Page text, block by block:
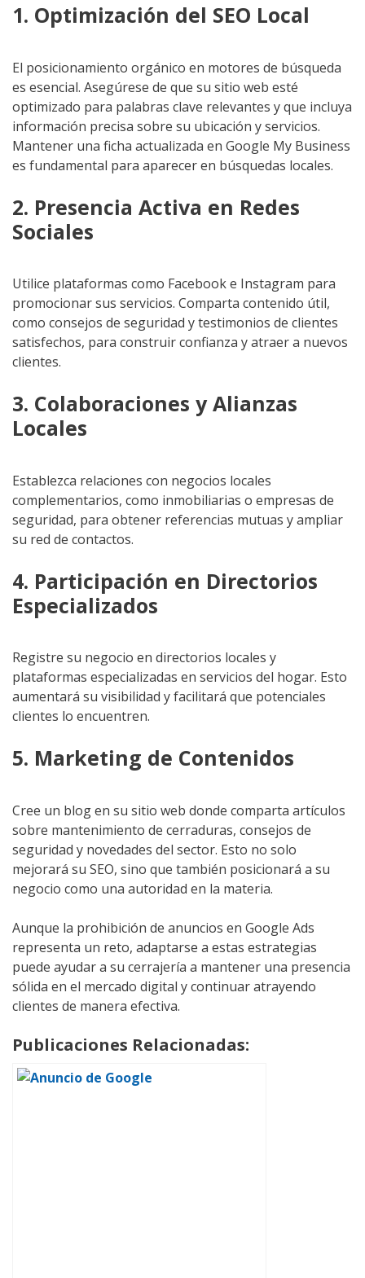
1. Optimización del SEO Local
El posicionamiento orgánico en motores de búsqueda
es esencial. Asegúrese de que su sitio web esté
optimizado para palabras clave relevantes y que incluya
información precisa sobre su ubicación y servicios.
Mantener una ficha actualizada en Google My Business
es fundamental para aparecer en búsquedas locales.
2. Presencia Activa en Redes
Sociales
Utilice plataformas como Facebook e Instagram para
promocionar sus servicios. Comparta contenido útil,
como consejos de seguridad y testimonios de clientes
satisfechos, para construir confianza y atraer a nuevos
clientes.
3. Colaboraciones y Alianzas
Locales
Establezca relaciones con negocios locales
complementarios, como inmobiliarias o empresas de
seguridad, para obtener referencias mutuas y ampliar
su red de contactos.
4. Participación en Directorios
Especializados
Registre su negocio en directorios locales y
plataformas especializadas en servicios del hogar. Esto
aumentará su visibilidad y facilitará que potenciales
clientes lo encuentren.
5. Marketing de Contenidos
Cree un blog en su sitio web donde comparta artículos
sobre mantenimiento de cerraduras, consejos de
seguridad y novedades del sector. Esto no solo
mejorará su SEO, sino que también posicionará a su
negocio como una autoridad en la materia.
Aunque la prohibición de anuncios en Google Ads
representa un reto, adaptarse a estas estrategias
puede ayudar a su cerrajería a mantener una presencia
sólida en el mercado digital y continuar atrayendo
clientes de manera efectiva.
Publicaciones Relacionadas: